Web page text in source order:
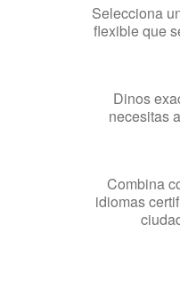
Selecciona
flexible que
Dinos
necesitas
Combina
idiomas